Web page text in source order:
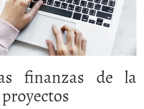
finanzas de la